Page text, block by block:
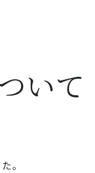
いて
。